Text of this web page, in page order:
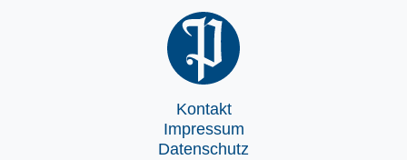
Kontakt
Impressum
Datenschutz